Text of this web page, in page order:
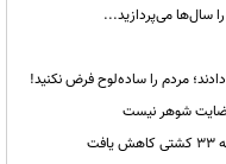
مردم را ساده‌لوح فرض نکنید!
رضایت شوهر نیست